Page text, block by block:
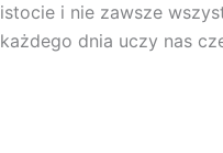
istocie i nie zawsze
każdego dnia uczy nas